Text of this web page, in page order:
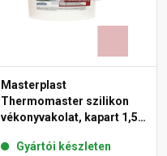
Masterplast
Thermomaster szilikon
vékonyvakolat, kapart 1,5
Gyártói készleten